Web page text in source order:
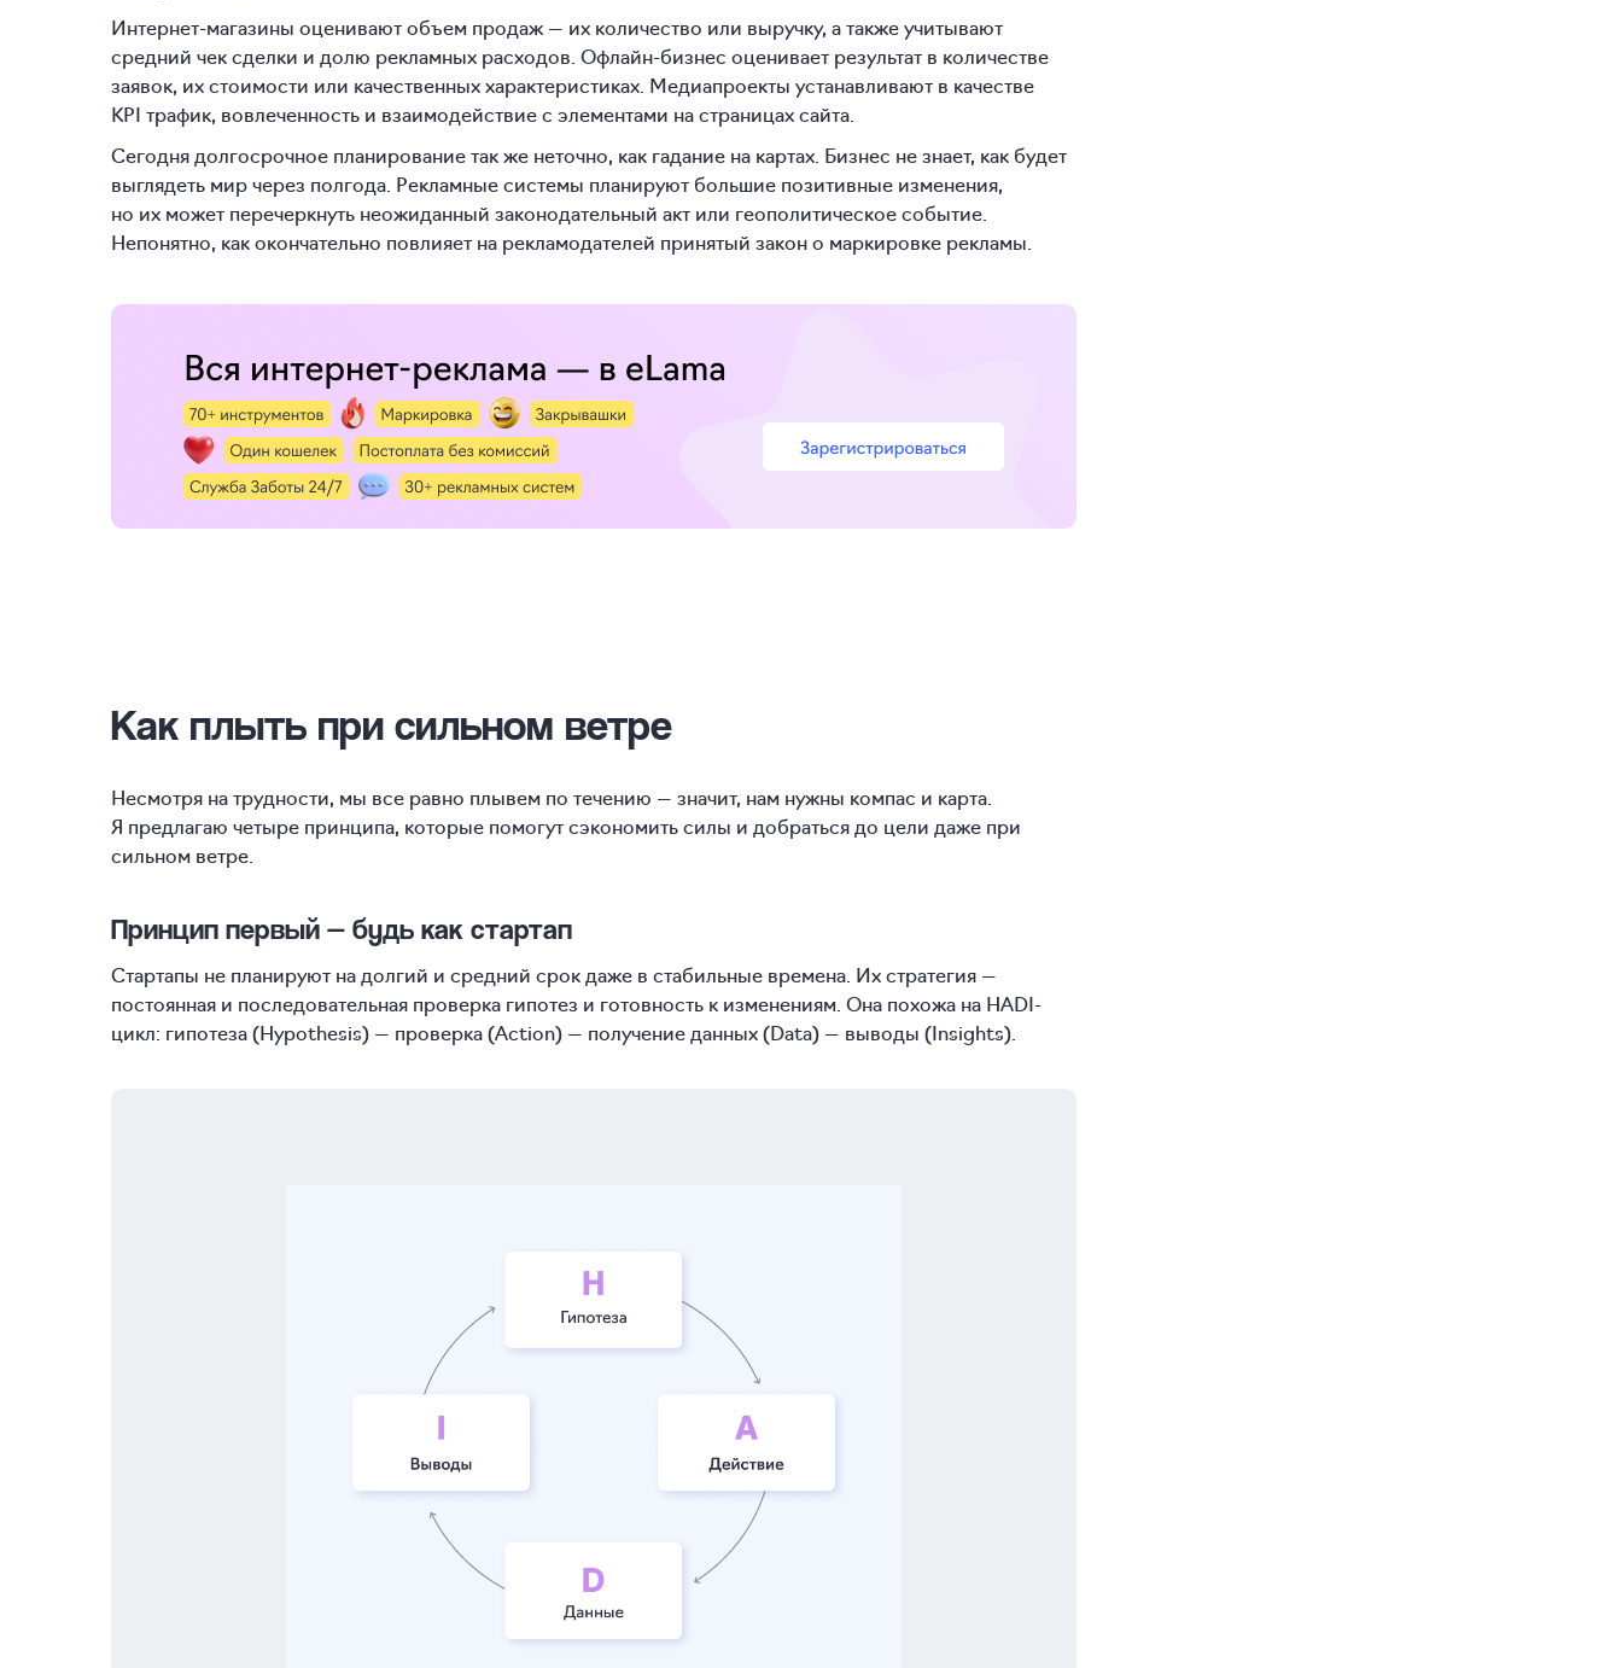
Интернет-магазины оценивают объем продаж — их количество или выручку, а также учитывают
средний чек сделки и долю рекламных расходов. Офлайн-бизнес оценивает результат в количестве
заявок, их стоимости или качественных характеристиках. Медиапроекты устанавливают в качестве
KPI трафик, вовлеченность и взаимодействие с элементами на страницах сайта.
Сегодня долгосрочное планирование так же неточно, как гадание на картах. Бизнес не знает, как будет
выглядеть мир через полгода. Рекламные системы планируют большие позитивные изменения,
но их может перечеркнуть неожиданный законодательный акт или геополитическое событие.
Непонятно, как окончательно повлияет на рекламодателей принятый закон о маркировке рекламы.
Как плыть при сильном ветре
Несмотря на трудности, мы все равно плывем по течению — значит, нам нужны компас и карта.
Я предлагаю четыре принципа, которые помогут сэкономить силы и добраться до цели даже при
сильном ветре.
Принцип первый — будь как стартап
Стартапы не планируют на долгий и средний срок даже в стабильные времена. Их стратегия —
постоянная и последовательная проверка гипотез и готовность к изменениям. Она похожа на HADI-
цикл: гипотеза (Hypothesis) — проверка (Action) — получение данных (Data) — выводы (Insights).